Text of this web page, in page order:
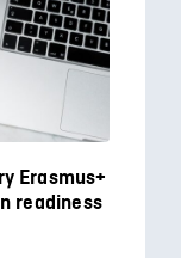
Erasmus+
readiness